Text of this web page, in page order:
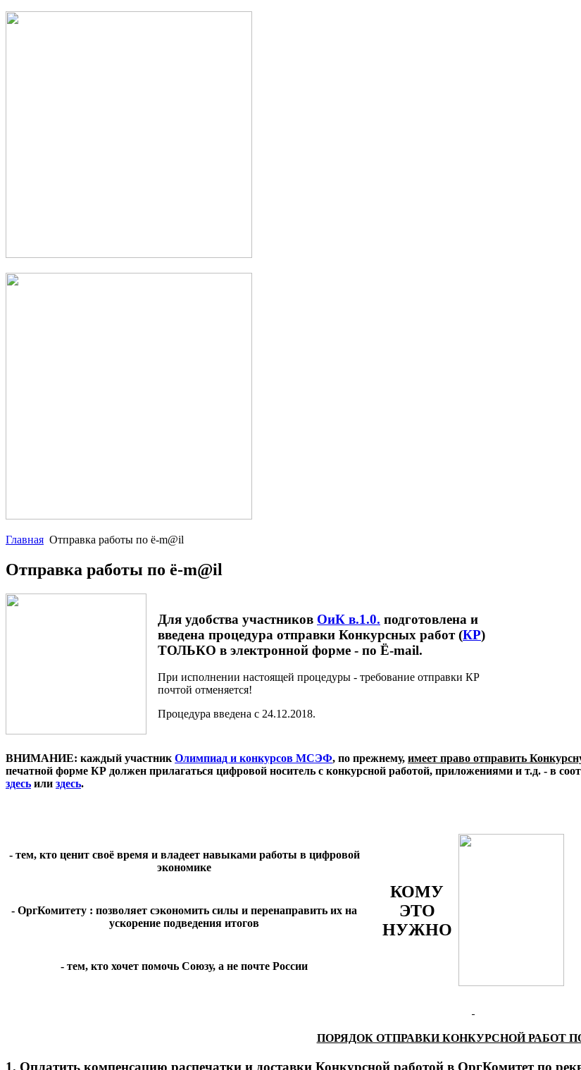
Главная Отправка работы по ё-m@il
Отправка работы по ё-m@il
Для удобства участников ОиК в.1.0. подготовлена и
введена процедура отправки Конкурсных работ (КР)
ТОЛЬКО в электронной форме - по Ё-mail.
При исполнении настоящей процедуры - требование отправки КР
почтой отменяется!
Процедура введена с 24.12.2018.
ВНИМАНИЕ: каждый участник Олимпиад и конкурсов МСЭФ, по прежнему, имеет право отправить
печатной форме КР должен прилагаться цифровой носитель с конкурсной работой, приложениями и т.д. - в
здесь или здесь.
- тем, кто ценит своё время и владеет навыками работы в цифровой
экономике
КОМУ
ЭТО
НУЖНО
- ОргКомитету : позволяет сэкономить силы и перенаправить их на
ускорение подведения итогов
- тем, кто хочет помочь Союзу, а не почте России
ПОРЯДОК ОТПРАВКИ КОНКУРСНОЙ РАБОТ
1. Оплатить компенсацию распечатки и доставки Конкурсной работой в ОргКомитет по